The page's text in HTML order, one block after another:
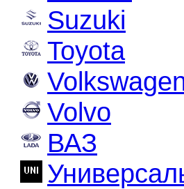
Suzuki
Toyota
Volvo
ВАЗ